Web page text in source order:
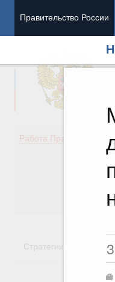
Правительство России
Работа Правительства
Стратегии